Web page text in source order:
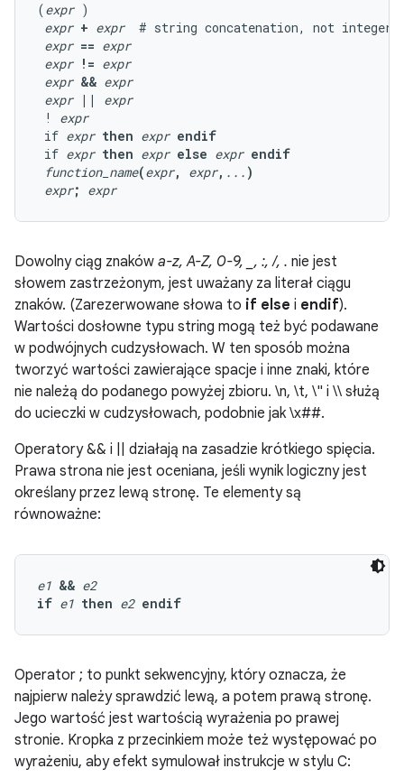
(expr )
expr + expr
# string concatenation, not integer
expr == expr
expr != expr
expr && expr
expr ||
expr
! expr
if expr then expr endif
if expr then expr else expr endif
function_name(expr, expr, ... )
expr; expr
Dowolny ciąg znaków a-z, A-Z, 0-9, _, :, /, . nie jest
słowem zastrzeżonym, jest uważany za literał ciągu
znaków. (Zarezerwowane słowa to if else i endif).
Wartości dosłowne typu string mogą też być podawane
w podwójnych cudzysłowach. W ten sposób można
tworzyć wartości zawierające spacje i inne znaki, które
nie należą do podanego powyżej zbioru. \n, \t, \" i \\ służą
do ucieczki w cudzysłowach, podobnie jak \x##.
Operatory && i || działają na zasadzie krótkiego spięcia.
Prawa strona nie jest oceniana, jeśli wynik logiczny jest
określany przez lewą stronę. Te elementy są
równoważne:
e1 && e2
if e1 then e2 endif
Operator ; to punkt sekwencyjny, który oznacza, że
najpierw należy sprawdzić lewą, a potem prawą stronę.
Jego wartość jest wartością wyrażenia po prawej
stronie. Kropka z przecinkiem może też występować po
wyrażeniu, aby efekt symulował instrukcje w stylu C: